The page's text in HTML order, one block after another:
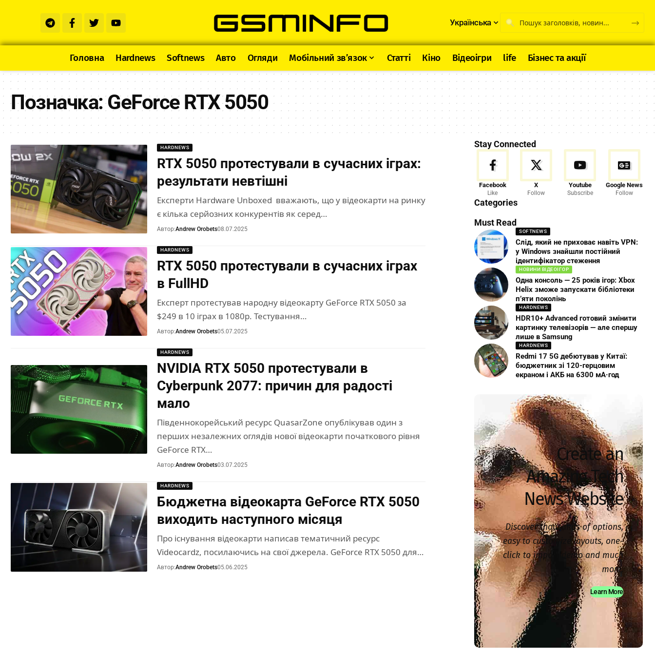
Українська
Головна Hardnews Softnews Авто Огляди Мобільний зв’язок Статті Кіно Відеоігри life Бізнес та акції
Позначка:GeForce RTX 5050
HARDNEWS
RTX 5050 протестували в сучасних іграх:
результати невтішні
Експерти Hardware Unboxed вважають, що у відеокарти на ринку
є кілька серйозних конкурентів як серед…
Автор:Andrew Orobets08.07.2025
HARDNEWS
RTX 5050 протестували в сучасних іграх
в FullHD
Експерт протестував народну відеокарту GeForce RTX 5050 за
$249 в 10 іграх в 1080p. Тестування…
Автор:Andrew Orobets05.07.2025
HARDNEWS
NVIDIA RTX 5050 протестували в
Cyberpunk 2077: причин для радості
мало
Південнокорейський ресурс QuasarZone опублікував один з
перших незалежних оглядів нової відеокарти початкового рівня
GeForce RTX…
Автор:Andrew Orobets03.07.2025
HARDNEWS
Бюджетна відеокарта GeForce RTX 5050
виходить наступного місяця
Про існування відеокарти написав тематичний ресурс
Videocardz, посилаючись на свої джерела. GeForce RTX 5050 для…
Автор:Andrew Orobets05.06.2025
Stay Connected
Facebook
Like
X
Follow
Youtube
Subscribe
Google News
Follow
Categories
Must Read
SOFTNEWS
Слід, який не приховає навіть VPN:
у Windows знайшли постійний
ідентифікатор стеження
НОВИНИ ВІДЕОІГОР
Одна консоль — 25 років ігор: Xbox
Helix зможе запускати бібліотеки
п’яти поколінь
HARDNEWS
HDR10+ Advanced готовий змінити
картинку телевізорів — але спершу
лише в Samsung
HARDNEWS
Redmi 17 5G дебютував у Китаї:
бюджетник зі 120-герцовим
екраном і АКБ на 6300 мА·год
Create an
Amazing Tech
News Website
Discover thousands of options,
easy to customize layouts, one-
click to import demo and much
more.
Learn More